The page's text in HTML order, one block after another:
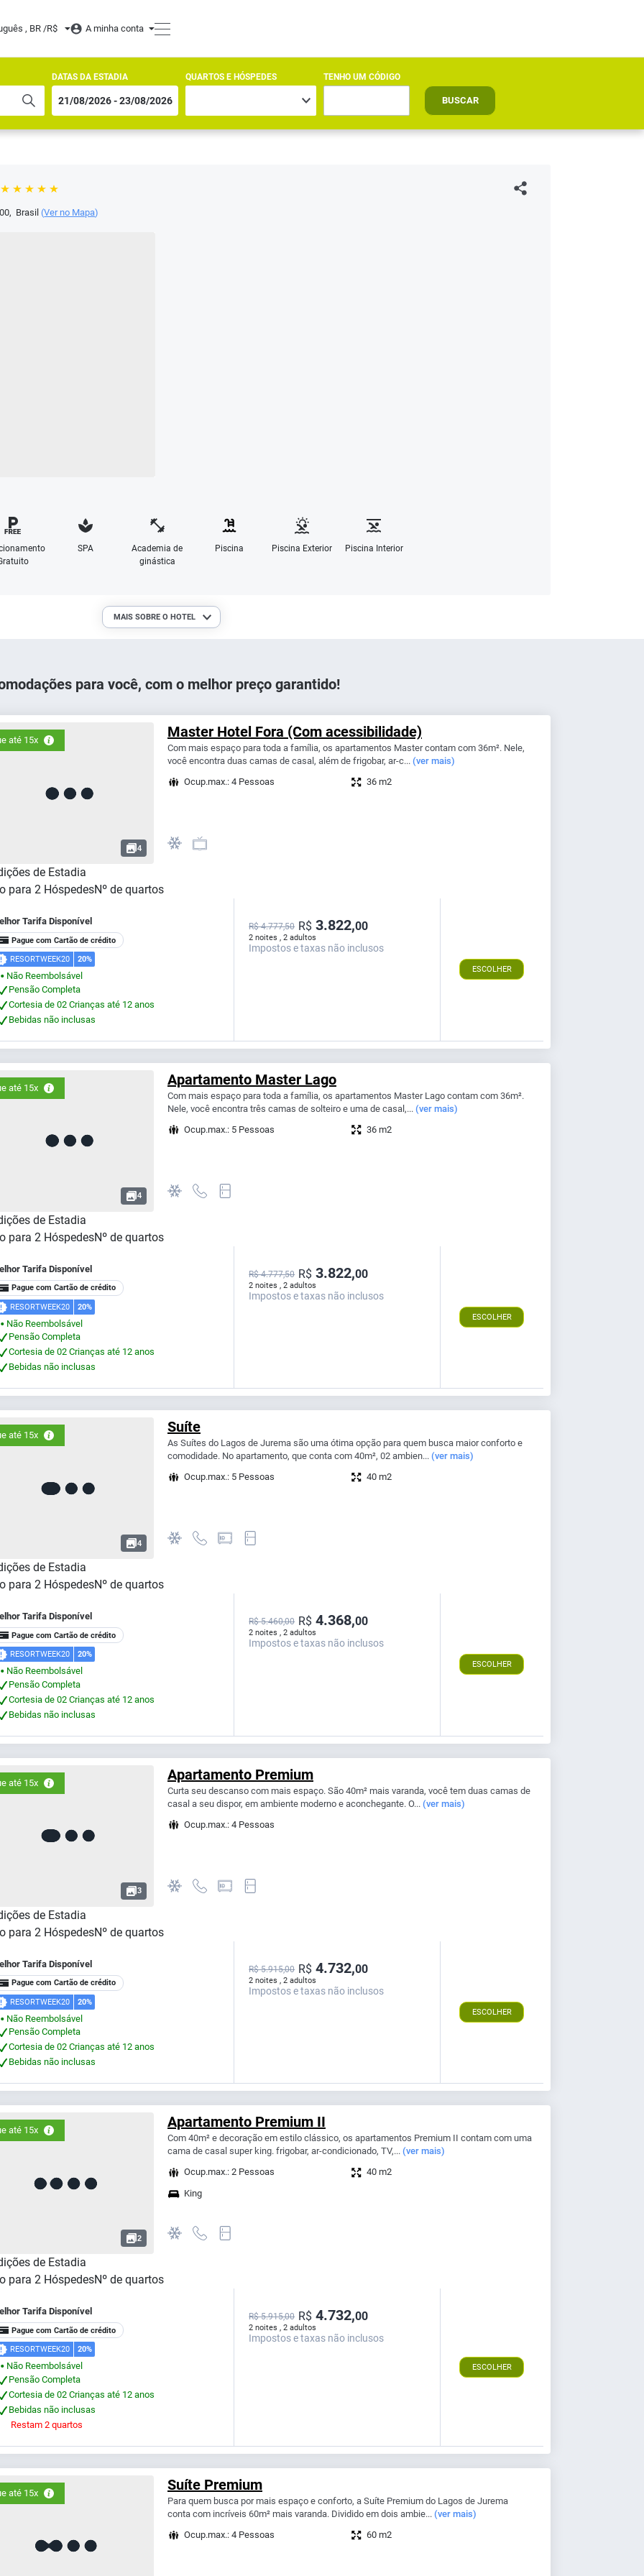
, BR /R$ A minha conta
DATAS DA ESTADIA QUARTOS E HÓSPEDES TENHO UM CÓDIGO
BUSCAR
, Brasil (Ver no Mapa)
SPA
Academia de
ginástica
Piscina Piscina Exterior Piscina Interior
MAIS SOBRE O HOTEL
para você, com o melhor preço garantido!
até 15x
4
Master Hotel Fora (Com acessibilidade)
Com mais espaço para toda a família, os apartamentos Master contam com 36m². Nele,
você encontra duas camas de casal, além de frigobar, ar-c... (ver mais)
Ocup.max.: 4 Pessoas
36 m2
de Estadia
para 2 HóspedesNº de quartos
Tarifa Disponível
Pague com Cartão de crédito
RESORTWEEK20 20%
⬤
Não Reembolsável
Pensão Completa
Cortesia de 02 Crianças até 12 anos
Bebidas não inclusas
2 noites , 2 adultos
R$ 4.777,50 R$ 3.822,00
Impostos e taxas não inclusos
ESCOLHER
até 15x
4
Apartamento Master Lago
Com mais espaço para toda a família, os apartamentos Master Lago contam com 36m².
Nele, você encontra três camas de solteiro e uma de casal,... (ver mais)
Ocup.max.: 5 Pessoas
36 m2
de Estadia
para 2 HóspedesNº de quartos
Tarifa Disponível
Pague com Cartão de crédito
RESORTWEEK20 20%
⬤
Não Reembolsável
Pensão Completa
Cortesia de 02 Crianças até 12 anos
Bebidas não inclusas
2 noites , 2 adultos
R$ 4.777,50 R$ 3.822,00
Impostos e taxas não inclusos
ESCOLHER
até 15x
4
Suíte
As Suítes do Lagos de Jurema são uma ótima opção para quem busca maior conforto e
comodidade. No apartamento, que conta com 40m², 02 ambien... (ver mais)
Ocup.max.: 5 Pessoas
40 m2
de Estadia
para 2 HóspedesNº de quartos
Tarifa Disponível
Pague com Cartão de crédito
RESORTWEEK20 20%
⬤
Não Reembolsável
Pensão Completa
Cortesia de 02 Crianças até 12 anos
Bebidas não inclusas
2 noites , 2 adultos
R$ 5.460,00 R$ 4.368,00
Impostos e taxas não inclusos
ESCOLHER
até 15x
3
Apartamento Premium
Curta seu descanso com mais espaço. São 40m² mais varanda, você tem duas camas de
casal a seu dispor, em ambiente moderno e aconchegante. O... (ver mais)
Ocup.max.: 4 Pessoas
de Estadia
para 2 HóspedesNº de quartos
Tarifa Disponível
Pague com Cartão de crédito
RESORTWEEK20 20%
⬤
Não Reembolsável
Pensão Completa
Cortesia de 02 Crianças até 12 anos
Bebidas não inclusas
2 noites , 2 adultos
R$ 5.915,00 R$ 4.732,00
Impostos e taxas não inclusos
ESCOLHER
até 15x
2
Apartamento Premium II
Com 40m² e decoração em estilo clássico, os apartamentos Premium II contam com uma
cama de casal super king. frigobar, ar-condicionado, TV,... (ver mais)
Ocup.max.: 2 Pessoas
40 m2
King
de Estadia
para 2 HóspedesNº de quartos
Tarifa Disponível
Pague com Cartão de crédito
RESORTWEEK20 20%
⬤
Não Reembolsável
Pensão Completa
Cortesia de 02 Crianças até 12 anos
Bebidas não inclusas
Restam 2 quartos
2 noites , 2 adultos
R$ 5.915,00 R$ 4.732,00
Impostos e taxas não inclusos
ESCOLHER
até 15x Suíte Premium
Para quem busca por mais espaço e conforto, a Suíte Premium do Lagos de Jurema
conta com incríveis 60m² mais varanda. Dividido em dois ambie... (ver mais)
Ocup.max.: 4 Pessoas
60 m2